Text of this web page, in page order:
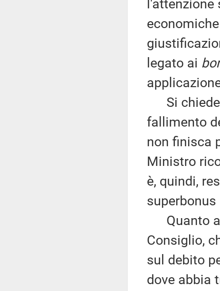
legato ai
Si chiede
fallimento
non finisca
Ministro
è, quindi,
Quanto
Consiglio,
sul debito
dove abbia